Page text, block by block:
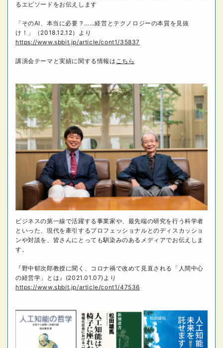
るエピソードをお伝えします
「そのAI、本当に必要？……経営とテクノロジーの本質を見抜
け！」（2018.12.12）より
https://www.sbbit.jp/article/cont1/35837
講演会テーマと実績に関する情報は こちら
ビジネスの第一線で活躍する事業家や、最先端の研究を行う科学者
といった、現代を牽引するプロフェッショナルとのディスカッショ
ンや対談を、皆さんにとっても馴染みのあるメディアでお伝えしま
す。
『野中郁次郎教授に聞く、コロナ禍で改めて見直される「人間中心
の経営学」とは』(2021.01.07)より
https://www.sbbit.jp/article/cont1/47536